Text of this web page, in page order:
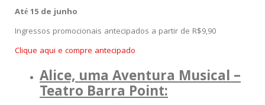
Até 15 de junho
Ingressos promocionais antecipados a partir de R$9,90
Clique aqui e compre antecipado
Alice, uma Aventura Musical –
Teatro Barra Point: